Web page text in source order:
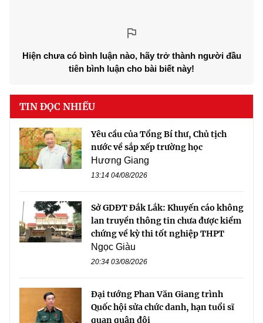
Hiện chưa có bình luận nào, hãy trở thành người đầu
tiên bình luận cho bài biết này!
TIN ĐỌC NHIỀU
Yêu cầu của Tổng Bí thư, Chủ tịch
nước về sắp xếp trường học
Hương Giang
13:14 04/08/2026
Sở GDĐT Đắk Lắk: Khuyến cáo không
lan truyền thông tin chưa được kiểm
chứng về kỳ thi tốt nghiệp THPT
Ngọc Giàu
20:34 03/08/2026
Đại tướng Phan Văn Giang trình
Quốc hội sửa chức danh, hạn tuổi sĩ
quan quân đội